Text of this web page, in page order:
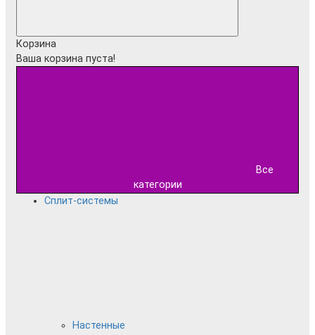
Корзина
Ваша корзина пуста!
Все
категории
Сплит-системы
Настенные